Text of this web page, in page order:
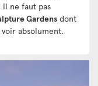
ne faut pas
Gardens dont
absolument.